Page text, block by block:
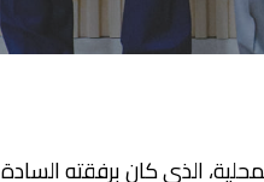
الذي كان برفقته